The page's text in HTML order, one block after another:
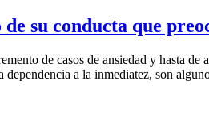
su conducta que
de casos de ansiedad y hasta
a la inmediatez, son